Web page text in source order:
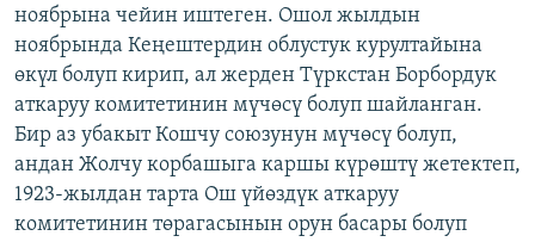
ноябрына чейин иштеген. Ошол жылдын
ноябрында Кеңештердин облустук курултайына
өкүл болуп кирип, ал жерден Түркстан Борбордук
аткаруу комитетинин мүчөсү болуп шайланган.
Бир аз убакыт Кошчу союзунун мүчөсү болуп,
андан Жолчу корбашыга каршы күрөштү жетектеп,
1923-жылдан тарта Ош үйөздүк аткаруу
комитетинин төрагасынын орун басары болуп